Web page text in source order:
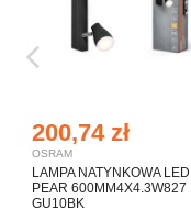
200,74 zł
OSRAM
LAMPA NATYNKOWA
PEAR 600MM4X4.3W827
GU10BK